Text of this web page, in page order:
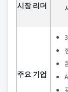
시장 리더
주요 기업